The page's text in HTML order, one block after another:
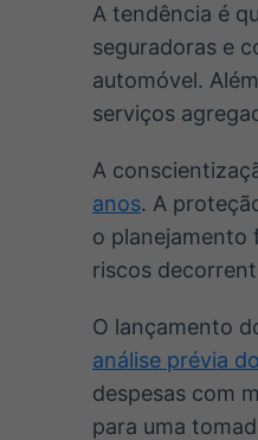
A tendência é
seguradoras e
automóvel.
serviços
A
anos. A
o planejamento
riscos
O lançamento
análise prévia
despesas com
para uma